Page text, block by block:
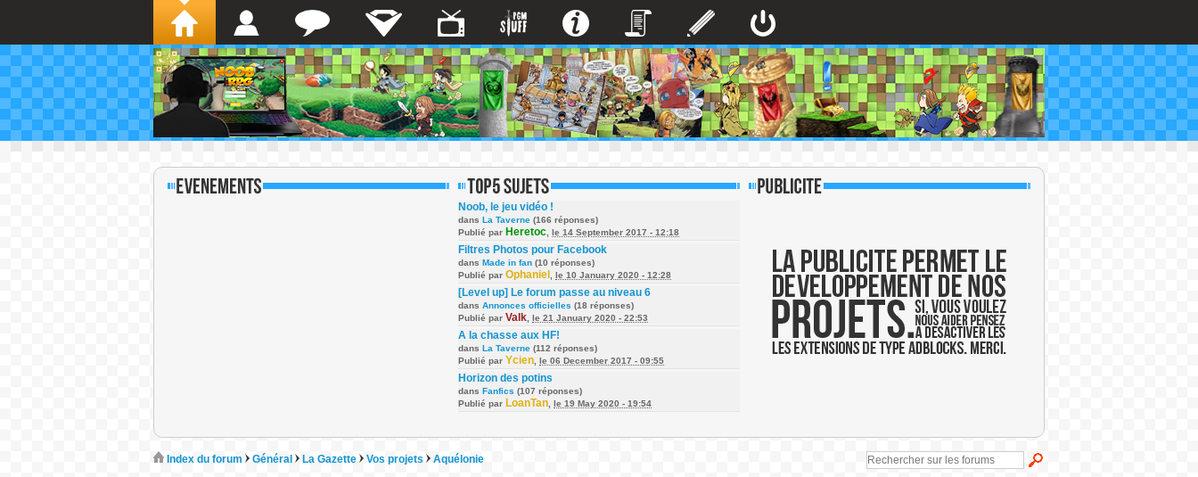
Noob, le jeu vidéo !
dans La Taverne (166 réponses)
Publié par Heretoc le 14 September 2017 - 12:18
Filtres Photos pour Facebook
dans Made in fan (10 réponses)
Publié par Ophaniel le 10 January 2020 - 12:28
[Level up] Le forum passe au niveau 6
dans Annonces officielles (18 réponses)
Publié par Valk le 21 January 2020 - 22:53
A la chasse aux HF!
dans La Taverne (112 réponses)
Publié par Ycien le 06 December 2017 - 09:55
Horizon des potins
dans Fanfics (107 réponses)
Publié par LoanTan le 19 May 2020 - 19:54
Index du forum Général La Gazette Vos projets Aquélonie